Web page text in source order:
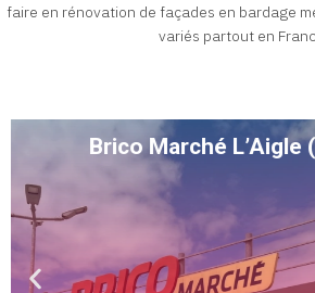
faire en rénovation de façades en bardage
variés partout en
Maison du Monde